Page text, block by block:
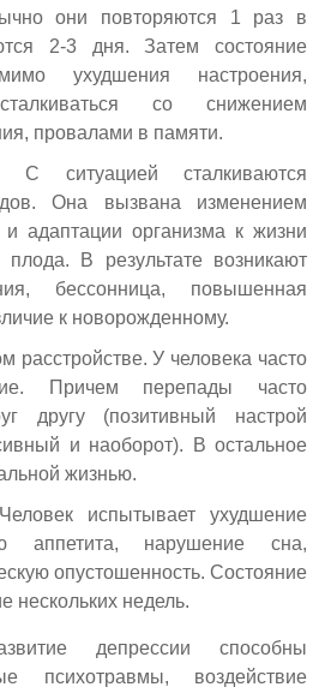
они повторяются 1 раз в
2-3 дня. Затем состояние
ухудшения настроения,
со снижением
провалами в памяти.
С ситуацией сталкиваются
Она вызвана изменением
адаптации организма к жизни
В результате возникают
бессонница, повышенная
к новорожденному.
расстройстве. У человека часто
Причем перепады часто
другу (позитивный настрой
и наоборот). В остальное
жизнью.
испытывает ухудшение
аппетита, нарушение сна,
опустошенность. Состояние
нескольких недель.
депрессии способны
психотравмы, воздействие